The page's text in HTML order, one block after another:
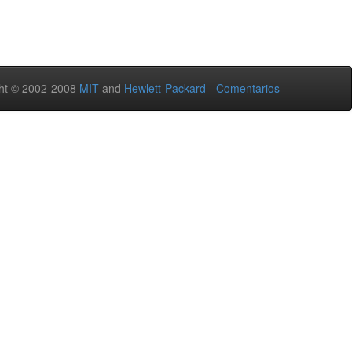
© 2002-2008 MIT and Hewlett-Packard - Comentarios